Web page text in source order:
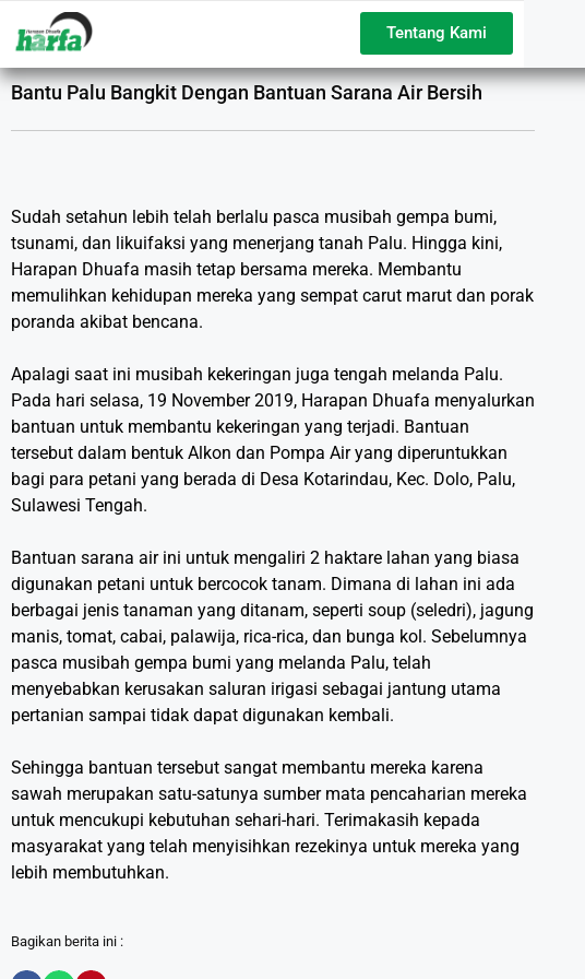
Tentang Kami
Bantu Palu Bangkit Dengan Bantuan Sarana Air Bersih
Sudah setahun lebih telah berlalu pasca musibah gempa bumi,
tsunami, dan likuifaksi yang menerjang tanah Palu. Hingga kini,
Harapan Dhuafa masih tetap bersama mereka. Membantu
memulihkan kehidupan mereka yang sempat carut marut dan porak
poranda akibat bencana.
Apalagi saat ini musibah kekeringan juga tengah melanda Palu.
Pada hari selasa, 19 November 2019, Harapan Dhuafa menyalurkan
bantuan untuk membantu kekeringan yang terjadi. Bantuan
tersebut dalam bentuk Alkon dan Pompa Air yang diperuntukkan
bagi para petani yang berada di Desa Kotarindau, Kec. Dolo, Palu,
Sulawesi Tengah.
Bantuan sarana air ini untuk mengaliri 2 haktare lahan yang biasa
digunakan petani untuk bercocok tanam. Dimana di lahan ini ada
berbagai jenis tanaman yang ditanam, seperti soup (seledri), jagung
manis, tomat, cabai, palawija, rica-rica, dan bunga kol. Sebelumnya
pasca musibah gempa bumi yang melanda Palu, telah
menyebabkan kerusakan saluran irigasi sebagai jantung utama
pertanian sampai tidak dapat digunakan kembali.
Sehingga bantuan tersebut sangat membantu mereka karena
sawah merupakan satu-satunya sumber mata pencaharian mereka
untuk mencukupi kebutuhan sehari-hari. Terimakasih kepada
masyarakat yang telah menyisihkan rezekinya untuk mereka yang
lebih membutuhkan.
Bagikan berita ini :